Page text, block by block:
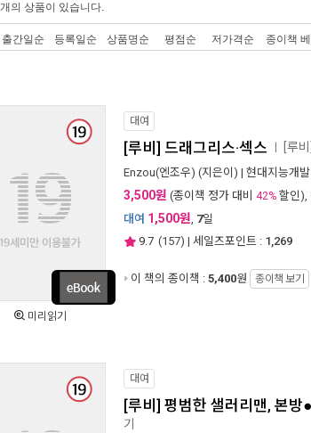
개의 상품이 있습니다.
출간일순 등록일순 상품명순 평점순 저가격순 종이책
미리읽기
대여
[루비] 드래그리스·섹스 [루
Enzou(엔조우) (지은이) | 현대지능개
3,500원 (종이책 정가 대비 42% 할인),
대여 1,500원, 7일
9.7 (157) | 세일즈포인트 : 1,269
이 책의 종이책 : 5,400원 종이책 보기
대여
[루비] 평범한 샐러리맨, 본방
기